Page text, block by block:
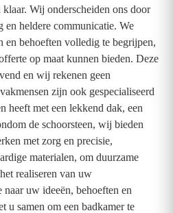
Wij onderscheiden ons door
en heldere communicatie. We
en behoeften volledig te begrijpen,
op maat kunnen bieden. Deze
en wij rekenen geen
zijn ook gespecialiseerd
heeft met een lekkend dak, een
de schoorsteen, wij bieden
met zorg en precisie,
materialen, om duurzame
realiseren van uw
uw ideeën, behoeften en
u samen om een badkamer te